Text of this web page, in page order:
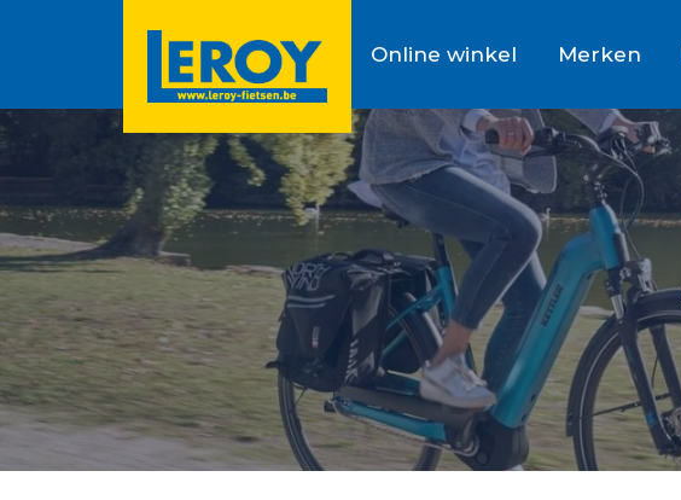
Online winkel Merken